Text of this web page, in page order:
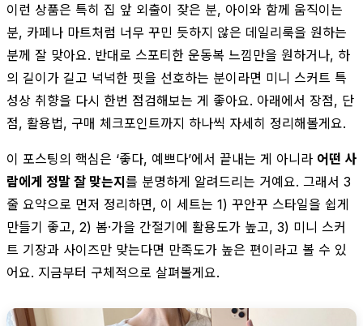
이런 상품은 특히 집 앞 외출이 잦은 분, 아이와 함께 움직이는
분, 카페나 마트처럼 너무 꾸민 듯하지 않은 데일리룩을 원하는
분께 잘 맞아요. 반대로 스포티한 운동복 느낌만을 원하거나, 하
의 길이가 길고 넉넉한 핏을 선호하는 분이라면 미니 스커트 특
성상 취향을 다시 한번 점검해보는 게 좋아요. 아래에서 장점, 단
점, 활용법, 구매 체크포인트까지 하나씩 자세히 정리해볼게요.
이 포스팅의 핵심은 ‘좋다, 예쁘다’에서 끝내는 게 아니라 어떤 사
람에게 정말 잘 맞는지를 분명하게 알려드리는 거예요. 그래서 3
줄 요약으로 먼저 정리하면, 이 세트는 1) 꾸안꾸 스타일을 쉽게
만들기 좋고, 2) 봄·가을 간절기에 활용도가 높고, 3) 미니 스커
트 기장과 사이즈만 맞는다면 만족도가 높은 편이라고 볼 수 있
어요. 지금부터 구체적으로 살펴볼게요.